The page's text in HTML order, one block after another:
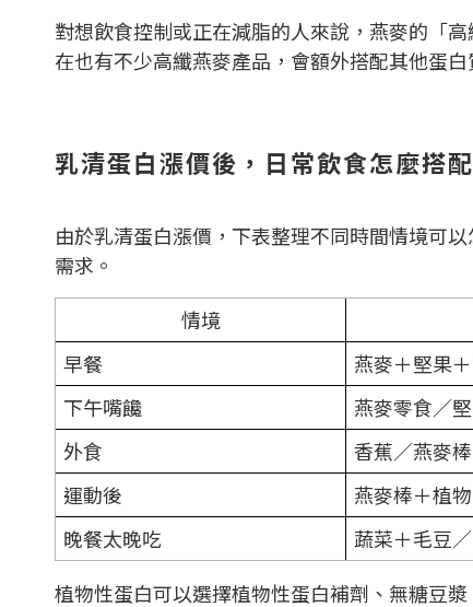
對想飲食控制或正在減脂的人來說，燕麥的「
在也有不少高纖燕麥產品，會額外搭配其他蛋
乳清蛋白漲價後，日常飲食怎麼搭
由於乳清蛋白漲價，下表整理不同時間情境可
需求。
情境
早餐
燕麥＋堅果
下午嘴饞
燕麥零食／
外食
香蕉／燕麥
運動後
燕麥棒＋植
晚餐太晚吃
蔬菜＋毛豆
植物性蛋白可以選擇植物性蛋白補劑、無糖豆